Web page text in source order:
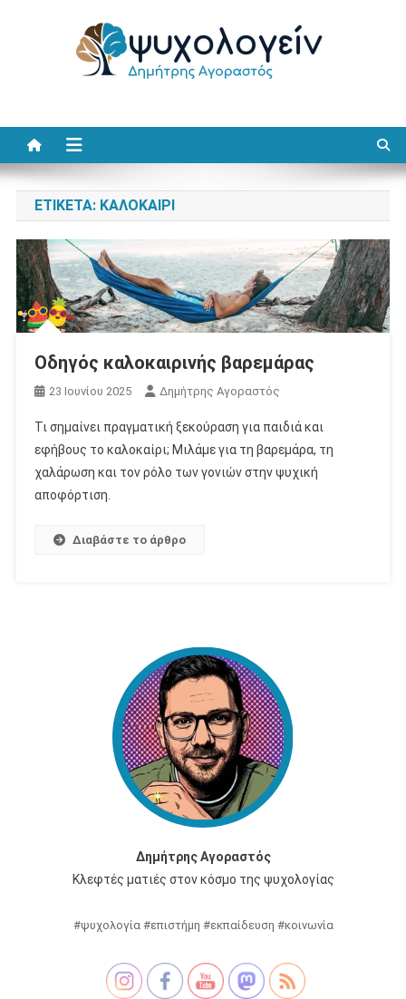
ΕΤΙΚΈΤΑ: ΚΑΛΟΚΑΊΡΙ
Οδηγός καλοκαιρινής βαρεμάρας
23 Ιουνίου 2025 Δημήτρης Αγοραστός
Τι σημαίνει πραγματική ξεκούραση για παιδιά και
εφήβους το καλοκαίρι; Μιλάμε για τη βαρεμάρα, τη
χαλάρωση και τον ρόλο των γονιών στην ψυχική
αποφόρτιση.
Διαβάστε το άρθρο
Δημήτρης Αγοραστός
Κλεφτές ματιές στον κόσμο της ψυχολογίας
#ψυχολογία #επιστήμη #εκπαίδευση #κοινωνία